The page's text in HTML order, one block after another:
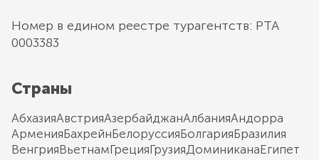
Номер в едином реестре турагентств: РТА
0003383
Страны
АбхазияАвстрияАзербайджанАлбанияАндорра
АрменияБахрейнБелоруссияБолгарияБразилия
ВенгрияВьетнамГрецияГрузияДоминиканаЕгипет